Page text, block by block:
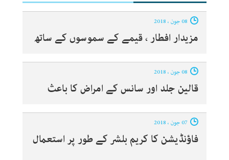
مزیدار افطار ، قیمے کے سموسوں کے ساتھ‎
قالین جلد اور سانس کے امراض کا باعث‎
فاؤنڈیشن کا کریم بلشر کے طور پر استعمال